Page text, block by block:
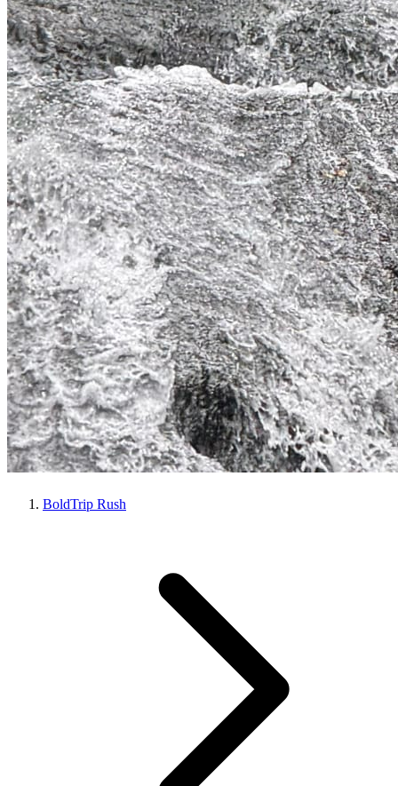
BoldTrip Rush